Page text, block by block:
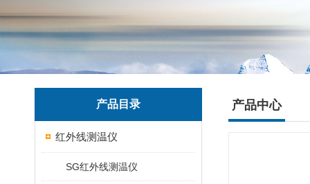
产品目录
红外线测温仪
SG红外线测温仪
产品中心